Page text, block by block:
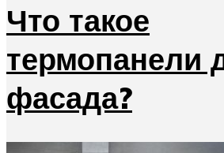
Что такое
термопанели
фасада?